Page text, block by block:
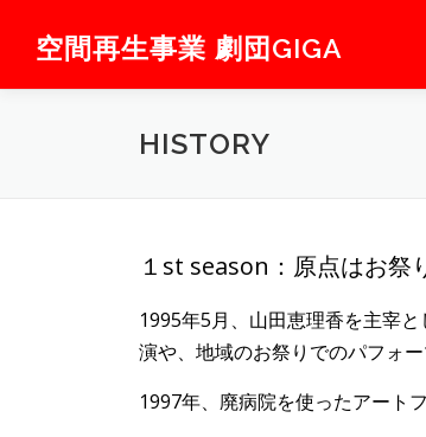
ン
空間再生事業 劇団GIGA
HISTORY
１st season：原点はお祭
1995年5月、山田恵理香を主宰
演や、地域のお祭りでのパフォー
1997年、廃病院を使ったアート